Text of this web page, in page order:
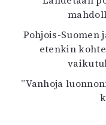
Pohjois-Suomen
etenkin
”Vanhoja